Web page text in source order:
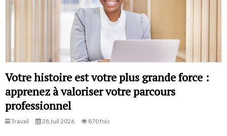
Votre histoire est votre plus grande force :
apprenez à valoriser votre parcours
professionnel
Travail 28 Juil 2026 870 fois